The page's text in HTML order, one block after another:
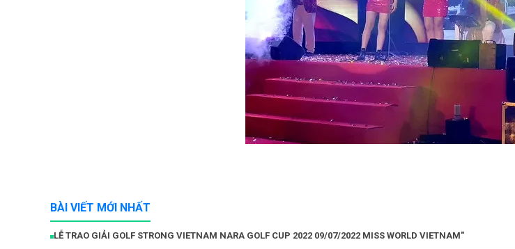
BÀI VIẾT MỚI NHẤT
LỄ TRAO GIẢI GOLF STRONG VIETNAM NARA GOLF CUP 2022 09/07/2022 MISS WORLD VIETNAM"